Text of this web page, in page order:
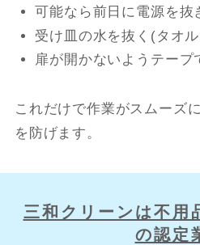
可能なら前日に電源を抜
受け皿の水を抜く(タオ
扉が開かないようテープ
これだけで作業がスムーズ
を防げます。
三和クリーンは不用
の認定